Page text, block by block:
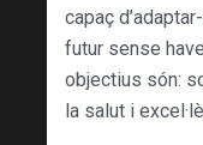
capaç
futur sense
objectius són:
la salut i